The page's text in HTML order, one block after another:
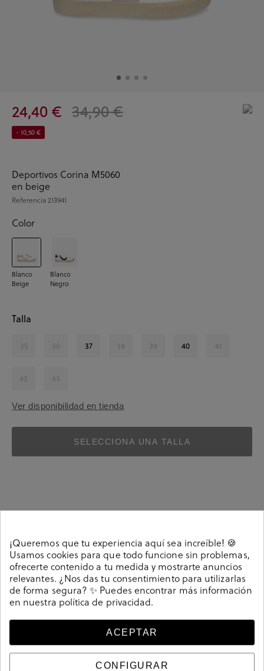
24,40 € 34,90 €
- 10,50 €
Deportivos Corina M5060
en beige
Referencia213941
Color
Blanco
Beige
Blanco
Negro
Talla
35 36 37 38 39 40 41
42 43
Ver disponibilidad en tienda
SELECCIONA UNA TALLA
Detalles
Deportivos Corina M5060 en beige. Cierre con
cordones. La plantilla es extraible. Hecho en China
Referencia213941
Guía de tallas
¡Queremos que tu experiencia aquí sea increíble! 🍪
Usamos cookies para que todo funcione sin problemas,
ofrecerte contenido a tu medida y mostrarte anuncios
relevantes. ¿Nos das tu consentimiento para utilizarlas
de forma segura? ✨ Puedes encontrar más información
en nuestra política de privacidad.
ACEPTAR
CONFIGURAR